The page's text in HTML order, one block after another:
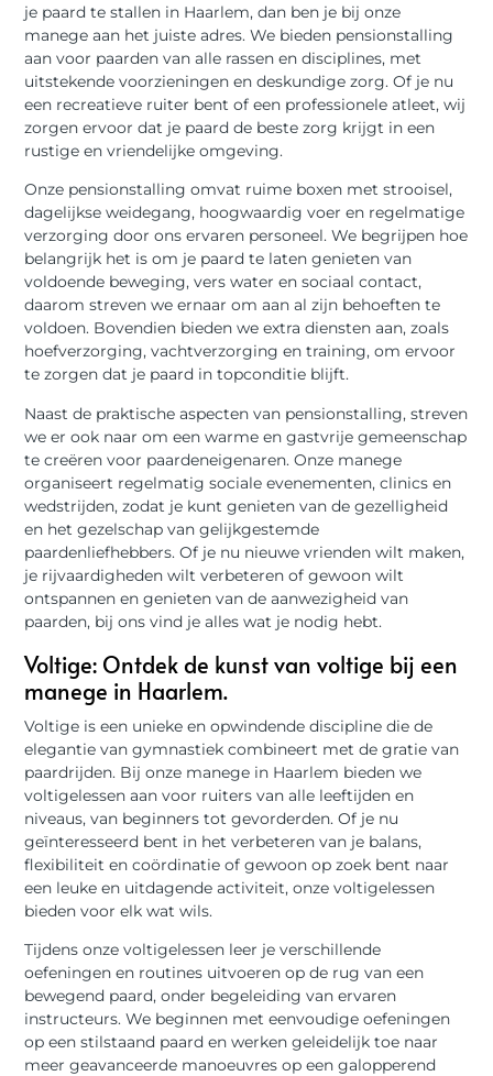
je paard te stallen in Haarlem, dan ben je bij onze
manege aan het juiste adres. We bieden pensionstalling
aan voor paarden van alle rassen en disciplines, met
uitstekende voorzieningen en deskundige zorg. Of je nu
een recreatieve ruiter bent of een professionele atleet, wij
zorgen ervoor dat je paard de beste zorg krijgt in een
rustige en vriendelijke omgeving.
Onze pensionstalling omvat ruime boxen met strooisel,
dagelijkse weidegang, hoogwaardig voer en regelmatige
verzorging door ons ervaren personeel. We begrijpen hoe
belangrijk het is om je paard te laten genieten van
voldoende beweging, vers water en sociaal contact,
daarom streven we ernaar om aan al zijn behoeften te
voldoen. Bovendien bieden we extra diensten aan, zoals
hoefverzorging, vachtverzorging en training, om ervoor
te zorgen dat je paard in topconditie blijft.
Naast de praktische aspecten van pensionstalling, streven
we er ook naar om een warme en gastvrije gemeenschap
te creëren voor paardeneigenaren. Onze manege
organiseert regelmatig sociale evenementen, clinics en
wedstrijden, zodat je kunt genieten van de gezelligheid
en het gezelschap van gelijkgestemde
paardenliefhebbers. Of je nu nieuwe vrienden wilt maken,
je rijvaardigheden wilt verbeteren of gewoon wilt
ontspannen en genieten van de aanwezigheid van
paarden, bij ons vind je alles wat je nodig hebt.
Voltige: Ontdek de kunst van voltige bij een
manege in Haarlem.
Voltige is een unieke en opwindende discipline die de
elegantie van gymnastiek combineert met de gratie van
paardrijden. Bij onze manege in Haarlem bieden we
voltigelessen aan voor ruiters van alle leeftijden en
niveaus, van beginners tot gevorderden. Of je nu
geïnteresseerd bent in het verbeteren van je balans,
flexibiliteit en coördinatie of gewoon op zoek bent naar
een leuke en uitdagende activiteit, onze voltigelessen
bieden voor elk wat wils.
Tijdens onze voltigelessen leer je verschillende
oefeningen en routines uitvoeren op de rug van een
bewegend paard, onder begeleiding van ervaren
instructeurs. We beginnen met eenvoudige oefeningen
op een stilstaand paard en werken geleidelijk toe naar
meer geavanceerde manoeuvres op een galopperend